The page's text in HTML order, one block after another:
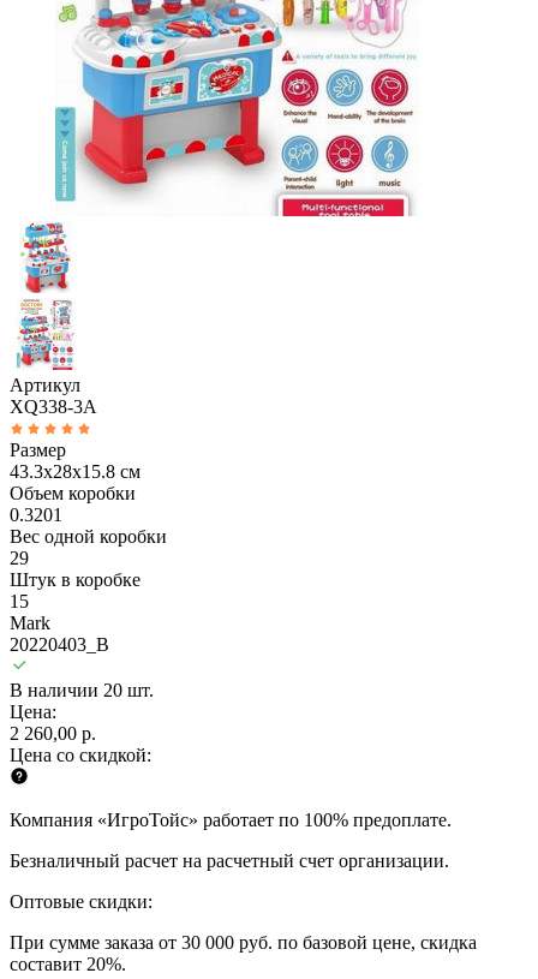
Артикул
XQ338-3A
Размер
43.3х28х15.8 см
Объем коробки
0.3201
Вес одной коробки
29
Штук в коробке
15
Mark
20220403_B
В наличии 20 шт.
Цена:
2 260,00 р.
Цена со скидкой:
Компания «ИгроТойс» работает по 100% предоплате.
Безналичный расчет на расчетный счет организации.
Оптовые скидки:
При сумме заказа от 30 000 руб. по базовой цене, скидка
составит 20%.